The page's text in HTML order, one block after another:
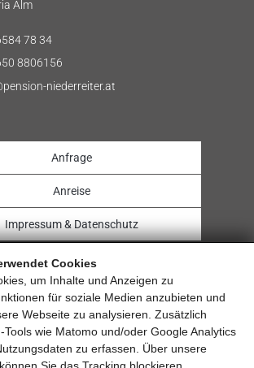
Cookies
um Inhalte und Anzeigen zu
für soziale Medien anzubieten und
Webseite zu analysieren. Zusätzlich
Tools wie Matomo und/oder Google Analytics
zu erfassen. Über unsere
Alm
78 34
8806156
niederreiter.at
Anfrage
Anreise
Impressum & Datenschutz
gut